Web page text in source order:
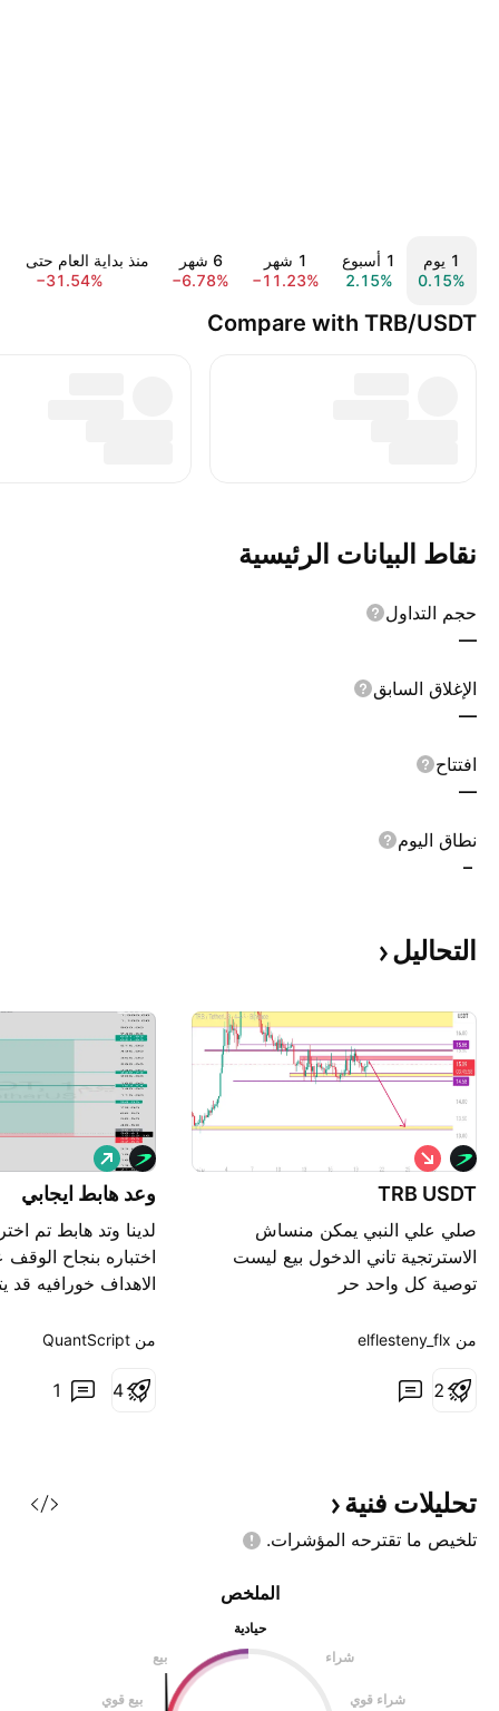
‎‎1‎ يوم
0.15%
‎1‎ أسبوع
2.15%
‎1‎ شهر
−11.23%
‎6‎ شهر
−6.78%
منذ بداية العام حتى
−31.54%
Compare with TRB/USDT
نقاط البيانات الرئيسية
حجم التداول
—
الإغلاق السابق
—
افتتاح
—
نطاق اليوم
–
التحاليل
TRB USDT
صلي علي النبي يمكن منساش
الاسترتجية تاني الدخول بيع ليست
توصية كل واحد حر
ب
ي
ع
من ‎elflesteny_flx‎
2
وعد هابط ايجابي
لدينا وتد هابط تم
اختباره بنجاح
الاهداف خورافيه قد
مقاومات سعريه
ش
ر
ا
من ‎QuantScript‎
1 4
تحليلات فنية
تلخيص ما تقترحه المؤشرات.
الملخص
حيادية
بيع
شراء
بيع قوي شراء قوي